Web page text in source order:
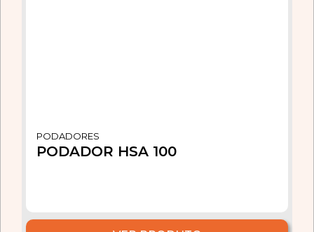
PODADORES
PODADOR HSA 100